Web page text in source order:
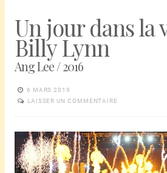
Un jour dans la
Billy Lynn
Ang Lee / 2016
6 MARS 2019
LAISSER UN COMMENTAIRE
Lecteur
vidéo